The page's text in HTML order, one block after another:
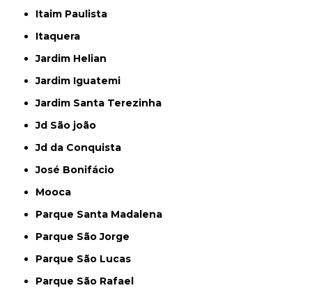
Itaim Paulista
Itaquera
Jardim Helian
Jardim Iguatemi
Jardim Santa Terezinha
Jd São joão
Jd da Conquista
José Bonifácio
Mooca
Parque Santa Madalena
Parque São Jorge
Parque São Lucas
Parque São Rafael